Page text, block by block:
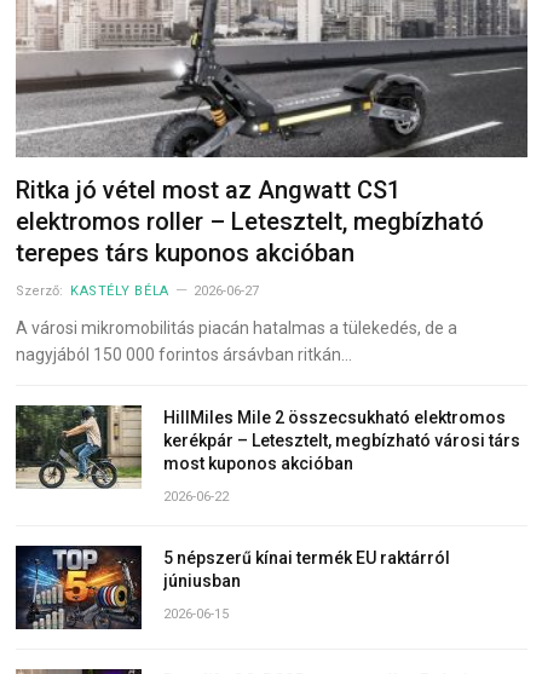
Ritka jó vétel most az Angwatt CS1
elektromos roller – Letesztelt, megbízható
terepes társ kuponos akcióban
Szerző: KASTÉLY BÉLA 2026-06-27
A városi mikromobilitás piacán hatalmas a tülekedés, de a
nagyjából 150 000 forintos ársávban ritkán…
HillMiles Mile 2 összecsukható elektromos
kerékpár – Letesztelt, megbízható városi társ
most kuponos akcióban
2026-06-22
5 népszerű kínai termék EU raktárról
júniusban
2026-06-15